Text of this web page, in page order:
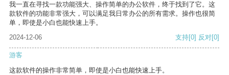
我一直在寻找一款功能强大、操作简单的办公软件，终于找到了它。这
款软件的功能非常强大，可以满足我日常办公的所有需求。操作也很简
单，即使是小白也能快速上手。
2024-12-06
支持[0] 反对[0]
游客
这款软件的操作非常简单，即使是小白也能快速上手。